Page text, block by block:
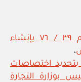
المرسوم السلطاني رقم ٣٩ / ٧٦ بإنشاء
،
المرسوم السلطاني رقم ١ / ٧٨ بتحديد اختصاصات
بوزارة التجارة